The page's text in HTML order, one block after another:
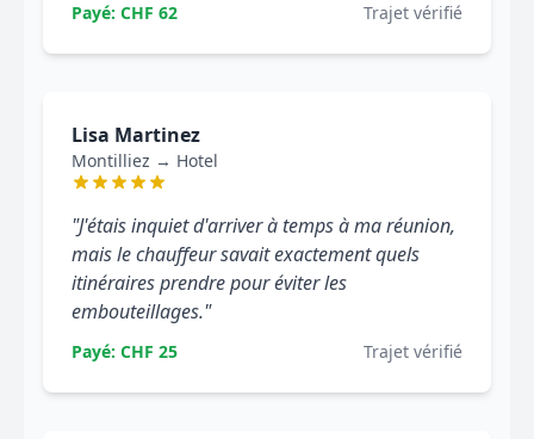
Payé: CHF 62 Trajet vérifié
Lisa Martinez
Montilliez → Hotel
"J'étais inquiet d'arriver à temps à ma réunion,
mais le chauffeur savait exactement quels
itinéraires prendre pour éviter les
embouteillages."
Payé: CHF 25 Trajet vérifié